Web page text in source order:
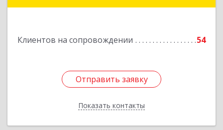
Клиентов на сопровождении 54
Отправить заявку
Показать контакты
Подробнее
Отправить заявку
Назад